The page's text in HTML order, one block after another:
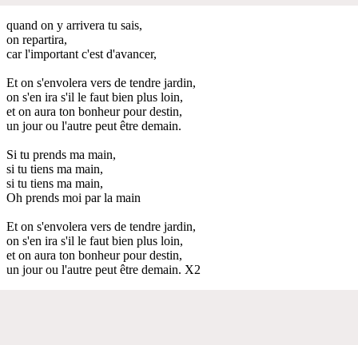
quand on y arrivera tu sais,
on repartira,
car l'important c'est d'avancer,
Et on s'envolera vers de tendre jardin,
on s'en ira s'il le faut bien plus loin,
et on aura ton bonheur pour destin,
un jour ou l'autre peut être demain.
Si tu prends ma main,
si tu tiens ma main,
si tu tiens ma main,
Oh prends moi par la main
Et on s'envolera vers de tendre jardin,
on s'en ira s'il le faut bien plus loin,
et on aura ton bonheur pour destin,
un jour ou l'autre peut être demain. X2